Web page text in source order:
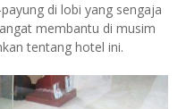
di lobi yang sengaja
membantu di musim
tentang hotel ini.